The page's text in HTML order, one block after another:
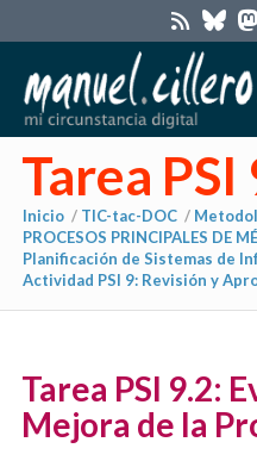
Tarea PSI
Inicio / TIC-tac-DOC /
PROCESOS PRINCIPALES DE
Planificación de Sistemas de
Actividad PSI 9: Revisión y
Tarea PSI 9.2:
Mejora de la